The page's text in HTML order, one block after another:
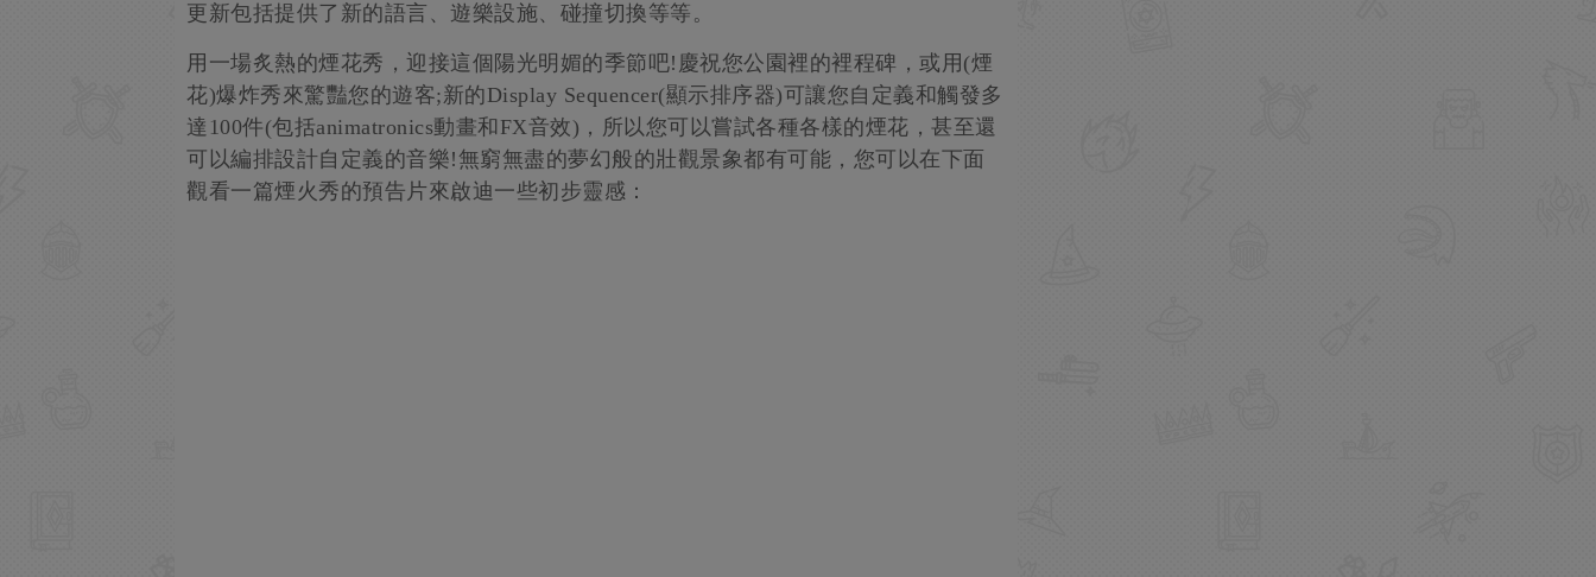
更新包括提供了新的語言、遊樂設施、碰撞切換等等。
用一場炙熱的煙花秀，迎接這個陽光明媚的季節吧!慶祝您公園裡的裡程碑，或用(煙
花)爆炸秀來驚豔您的遊客;新的Display Sequencer(顯示排序器)可讓您自定義和觸發多
達100件(包括animatronics動畫和FX音效)，所以您可以嘗試各種各樣的煙花，甚至還
可以編排設計自定義的音樂!無窮無盡的夢幻般的壯觀景象都有可能，您可以在下面
觀看一篇煙火秀的預告片來啟迪一些初步靈感：